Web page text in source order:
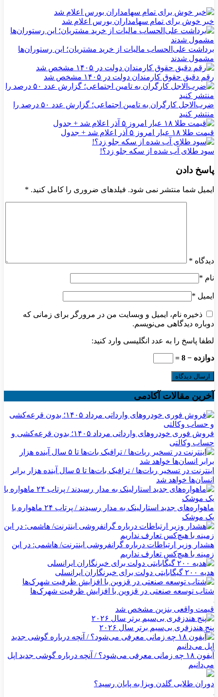
خبر خوش برای تمام سهامداران بورس اعلام شد
برداشت علی‌الحساب مالیات از خرید مشتریان؛ این رستوران‌ها
مشمول شدند
رقم دقیق حقوق کارمندان دولت در ۱۴۰۵ مشخص شد
ضرب‌الاجل کارگران به تامین اجتماعی؛ گزارش عدد ۵۰ درصد را
منتشر کنید
قیمت طلا ۱۸ عیار امروز ۵ آذر اعلام شد + جدول
سود طلای آب شده از سکه جلو زد؟!
پاسخ دادن
ایمیل شما منتشر نمی شود. فیلدهای ضروری را کامل کنید. *
دیدگاه *
نام *
ایمیل *
ذخیره نام، ایمیل و وبسایت من در مرورگر برای زمانی که
دوباره دیدگاهی می‌نویسم.
لطفا پاسخ را به عدد انگلیسی وارد کنید:
دوازده − 8 =
آخرین مقالات آکادمی
فروش فوری خودروهای وارداتی مرداد ۱۴۰۵؛ بدون قرعه‌کشی و
حساب وکالتی
اینترنت در تسخیر ربات‌ها / ترافیک بات‌ها تا ۵ سال آینده هزار برابر
انسان‌ها خواهد شد
ماهواره‌های جدید استارلینک به مدار رسیدند / پرتاب ۲۴ ماهواره با
یک موشک
هشدار وزیر ارتباطات درباره گرانفروشی اینترنت/ هاشمی: در این
زمینه با هیچ‌کس تعارف نداریم
هدیه ۲۰۰ گیگابایتی دولت برای خبرنگاران ایرانسلی
شتاب توسعه صنعتی در قزوین با افزایش ظرفیت شهرک‌ها
قیمت واقعی بنزین مشخص شد
پنج هندزفری بی‌سیم برتر سال ۲۰۲۶
آیفون ۱۸ چه زمانی معرفی می‌شود؟ / آنچه درباره گوشی جدید اپل
می‌دانیم
دوران طلایی گلدن ویزا به پایان رسید؟